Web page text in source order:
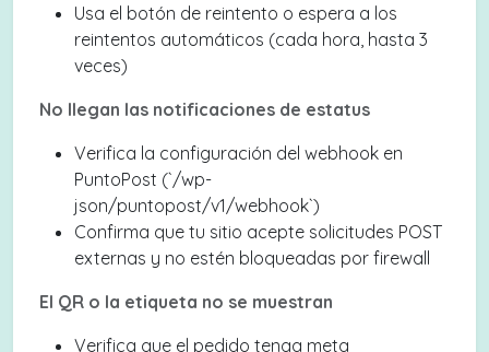
Usa el botón de reintento o espera a los
reintentos automáticos (cada hora, hasta 3
veces)
No llegan las notificaciones de estatus
Verifica la configuración del webhook en
PuntoPost (`/wp-
json/puntopost/v1/webhook`)
Confirma que tu sitio acepte solicitudes POST
externas y no estén bloqueadas por firewall
El QR o la etiqueta no se muestran
Verifica que el pedido tenga meta